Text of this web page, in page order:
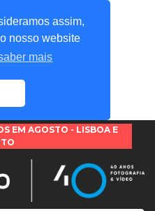
assim,
nosso website
mais
EM AGOSTO - LISBOA E